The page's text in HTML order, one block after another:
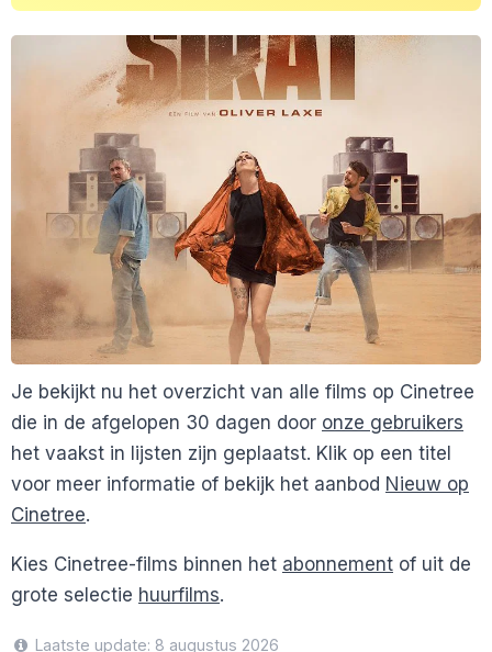
Je bekijkt nu het overzicht van alle films op Cinetree
die in de afgelopen 30 dagen door onze gebruikers
het vaakst in lijsten zijn geplaatst. Klik op een titel
voor meer informatie of bekijk het aanbod Nieuw op
Cinetree.
Kies Cinetree-films binnen het abonnement of uit de
grote selectie huurfilms.
Laatste update: 8 augustus 2026